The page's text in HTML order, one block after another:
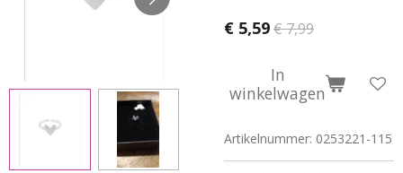
€ 5,59€ 7,99
In
winkelwagen
Artikelnummer: 0253221-115